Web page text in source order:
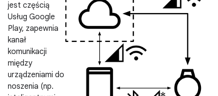
jest częścią
Usług Google
Play, zapewnia
kanał
komunikacji
między
urządzeniami do
noszenia (np.